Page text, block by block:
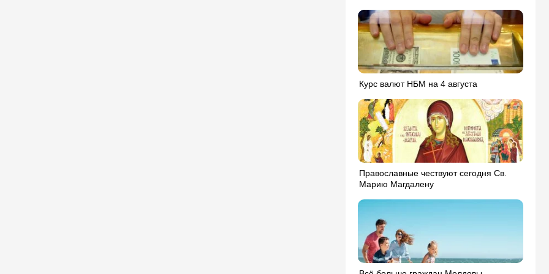
Курс валют НБМ на 4 августа
Православные чествуют сегодня Св.
Марию Магдалену